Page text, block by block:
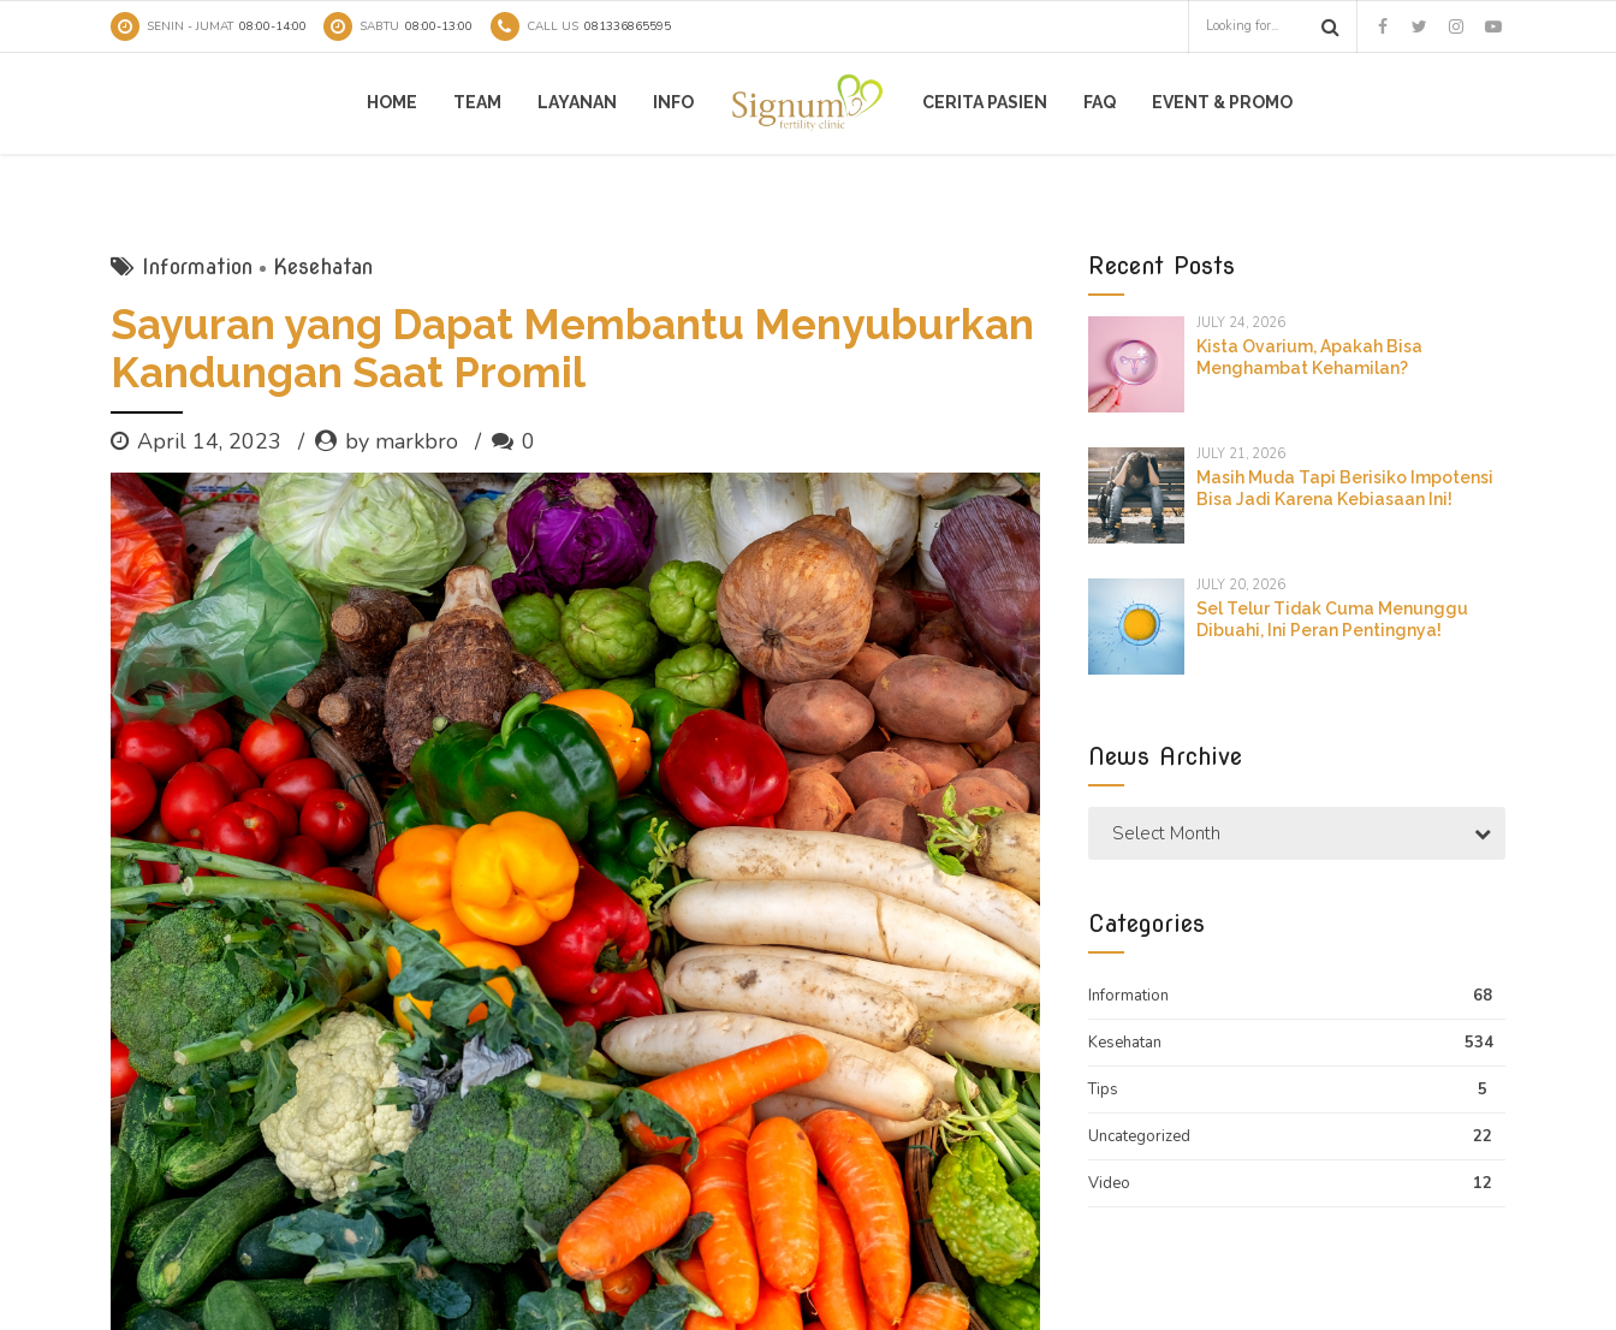
SENIN - JUMAT 08:00-14:00 SABTU 08:00-13:00 CALL US 081336865595
HOME TEAM LAYANAN INFO CERITA PASIEN FAQ EVENT & PROMO
Information Kesehatan
Sayuran yang Dapat Membantu Menyuburkan
Kandungan Saat Promil
April 14, 2023 by markbro 0
Recent Posts
JULY 24, 2026
Kista Ovarium, Apakah Bisa
Menghambat Kehamilan?
JULY 21, 2026
Masih Muda Tapi Berisiko Impotensi
Bisa Jadi Karena Kebiasaan Ini!
JULY 20, 2026
Sel Telur Tidak Cuma Menunggu
Dibuahi, Ini Peran Pentingnya!
News Archive
Select Month
Categories
Information 68
Kesehatan 534
Tips 5
Uncategorized 22
Video 12